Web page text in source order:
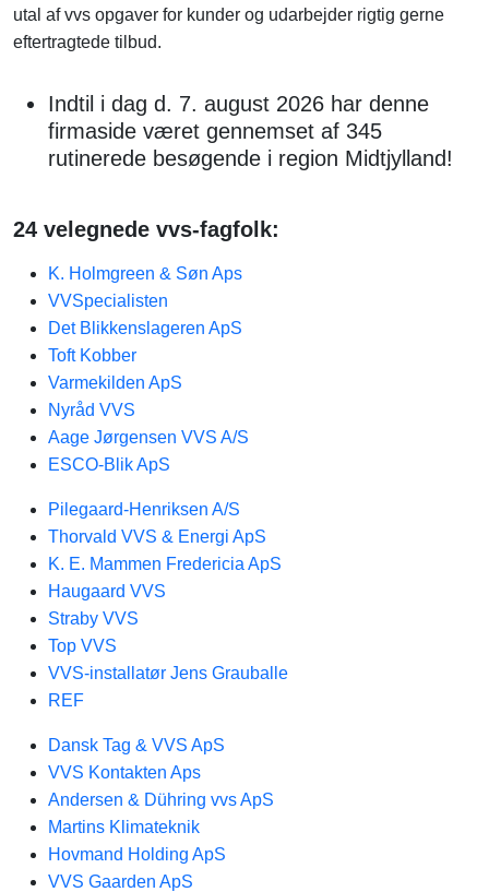
utal af vvs opgaver for kunder og udarbejder rigtig gerne
eftertragtede tilbud.
Indtil i dag d. 7. august 2026 har denne
firmaside været gennemset af 345
rutinerede besøgende i region Midtjylland!
24 velegnede vvs-fagfolk:
K. Holmgreen & Søn Aps
VVSpecialisten
Det Blikkenslageren ApS
Toft Kobber
Varmekilden ApS
Nyråd VVS​
Aage Jørgensen VVS A/S
ESCO-Blik ApS
Pilegaard-Henriksen A/S
Thorvald VVS & Energi ApS
K. E. Mammen Fredericia ApS
Haugaard VVS
Straby VVS
Top VVS
VVS-installatør Jens Grauballe
REF
Dansk Tag & VVS ApS
VVS Kontakten Aps
Andersen & Dühring vvs ApS
Martins Klimateknik
Hovmand Holding ApS
VVS Gaarden ApS